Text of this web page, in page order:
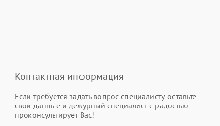
Контактная информация
Если требуется задать вопрос специалисту, оставьте
свои данные и дежурный специалист с радостью
проконсультирует Вас!